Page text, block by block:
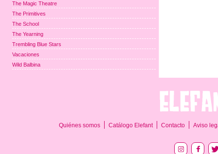
The Magic Theatre
The Primitives
The School
The Yearning
Trembling Blue Stars
Vacaciones
Wild Balbina
Quiénes somos Catálogo Elefant Contacto Aviso